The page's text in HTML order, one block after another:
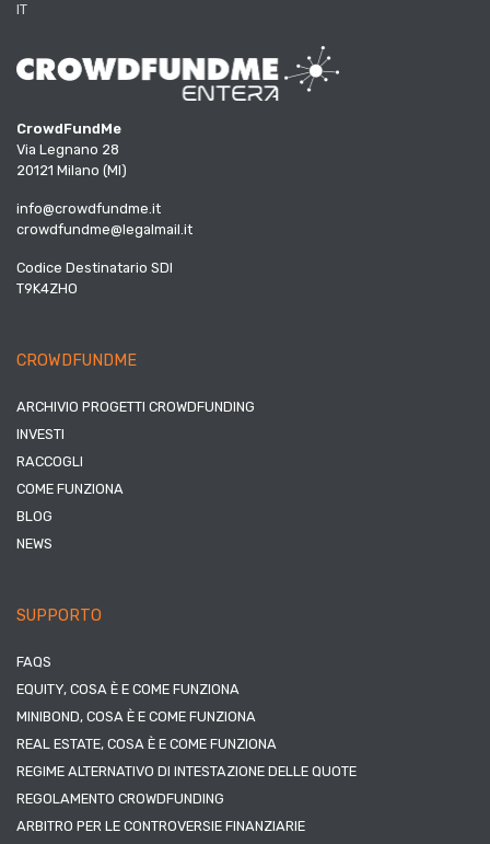
IT
CrowdFundMe
Via Legnano 28
20121 Milano (MI)
info@crowdfundme.it
crowdfundme@legalmail.it
Codice Destinatario SDI
T9K4ZHO
CROWDFUNDME
ARCHIVIO PROGETTI CROWDFUNDING
INVESTI
RACCOGLI
COME FUNZIONA
BLOG
NEWS
SUPPORTO
FAQS
EQUITY, COSA È E COME FUNZIONA
MINIBOND, COSA È E COME FUNZIONA
REAL ESTATE, COSA È E COME FUNZIONA
REGIME ALTERNATIVO DI INTESTAZIONE DELLE QUOTE
REGOLAMENTO CROWDFUNDING
ARBITRO PER LE CONTROVERSIE FINANZIARIE